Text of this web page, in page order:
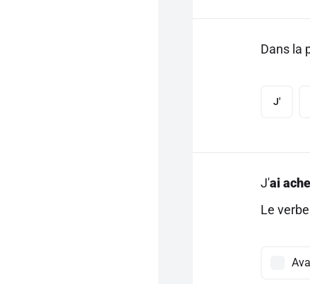
Dans la
J'
J'ai
Le